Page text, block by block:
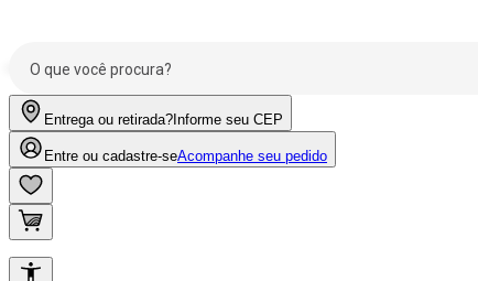
Entrega ou retirada? Informe seu CEP
Entre ou cadastre-seAcompanhe seu pedido